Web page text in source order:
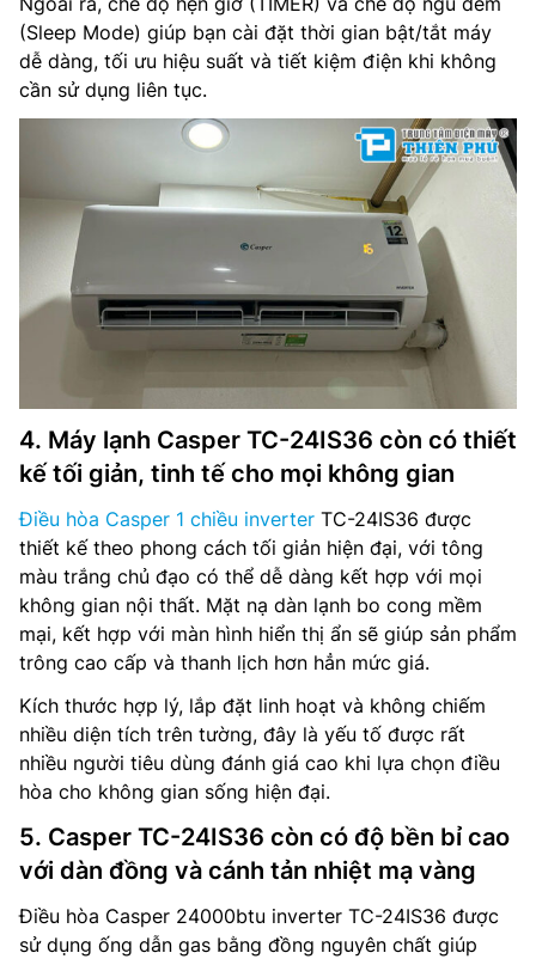
(Sleep Mode) giúp bạn cài đặt thời gian bật/tắt máy
dễ dàng, tối ưu hiệu suất và tiết kiệm điện khi không
cần sử dụng liên tục.
4. Máy lạnh Casper TC-24IS36 còn có thiết
kế tối giản, tinh tế cho mọi không gian
Điều hòa Casper 1 chiều inverter TC-24IS36 được
thiết kế theo phong cách tối giản hiện đại, với tông
màu trắng chủ đạo có thể dễ dàng kết hợp với mọi
không gian nội thất. Mặt nạ dàn lạnh bo cong mềm
mại, kết hợp với màn hình hiển thị ẩn sẽ giúp sản phẩm
trông cao cấp và thanh lịch hơn hẳn mức giá.
Kích thước hợp lý, lắp đặt linh hoạt và không chiếm
nhiều diện tích trên tường, đây là yếu tố được rất
nhiều người tiêu dùng đánh giá cao khi lựa chọn điều
hòa cho không gian sống hiện đại.
5. Casper TC-24IS36 còn có độ bền bỉ cao
với dàn đồng và cánh tản nhiệt mạ vàng
Điều hòa Casper 24000btu inverter TC-24IS36 được
sử dụng ống dẫn gas bằng đồng nguyên chất giúp